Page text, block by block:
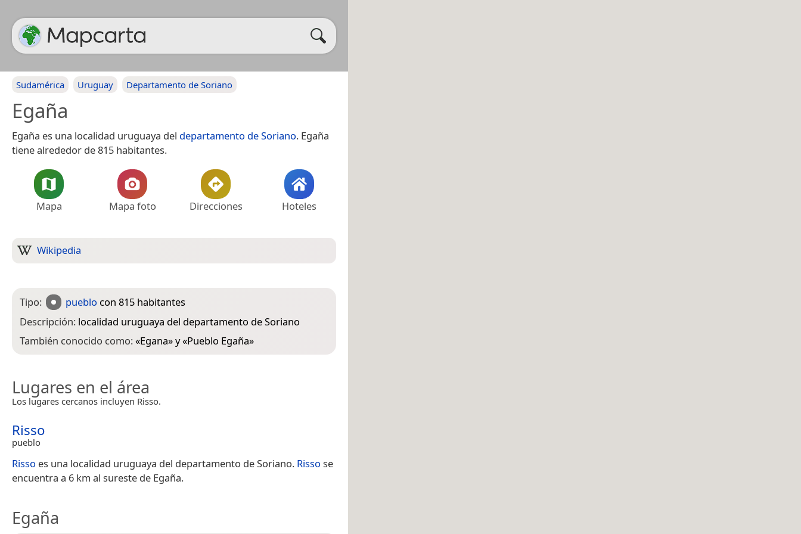
Sudamérica Uruguay Departamento de Soriano
Egaña
Egaña es una localidad uruguaya del departamento de Soriano. Egaña
tiene alrededor de 815 habitantes.
Mapa Mapa foto Direcciones Hoteles
Wikipedia
Tipo: pueblo con 815 habitantes
Descripción: localidad uruguaya del departamento de Soriano
También conocido como:«Egana» y «Pueblo Egaña»
Lugares en el área
Los lugares cercanos incluyen Risso.
Risso
pueblo
Risso es una localidad uruguaya del departamento de Soriano. Risso se
encuentra a 6 km al sureste de Egaña.
Egaña